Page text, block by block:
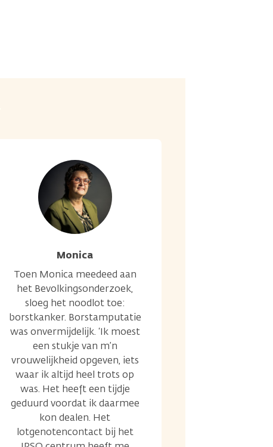
Monica
Toen Monica meedeed aan
het Bevolkingsonderzoek,
sloeg het noodlot toe:
borstkanker. Borstamputatie
was onvermijdelijk. ‘Ik moest
een stukje van m’n
vrouwelijkheid opgeven, iets
waar ik altijd heel trots op
was. Het heeft een tijdje
geduurd voordat ik daarmee
kon dealen. Het
lotgenotencontact bij het